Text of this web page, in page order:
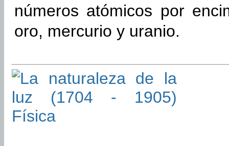
números atómicos por
oro, mercurio y uranio.